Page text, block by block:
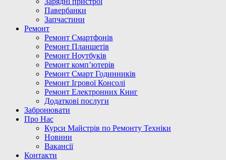
Павербанки
Запчастини
Ремонт
Ремонт Смартфонів
Ремонт Планшетів
Ремонт Ноутбуків
Ремонт комп’ютерів
Ремонт Смарт Годинників
Ремонт Ігрової Консолі
Ремонт Електронних Книг
Додаткові послуги
Забронювати
Про Нас
Курси Майстрів по Ремонту Техніки
Новини
Вакансії
Контакти